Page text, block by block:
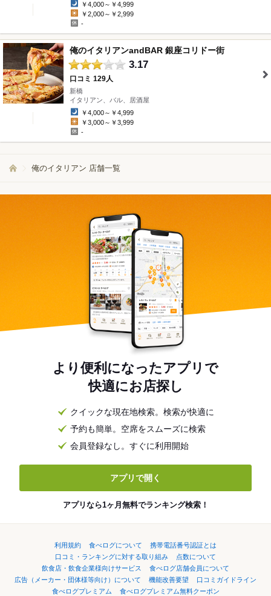
￥4,000～￥4,999
￥2,000～￥2,999
-
俺のイタリアンandBAR 銀座コリドー街
3.17
口コミ 129人
新橋
イタリアン、バル、居酒屋
￥4,000～￥4,999
￥3,000～￥3,999
-
" />
俺のイタリアン 店舗一覧
より便利になったアプリで
快適にお店探し
クイックな現在地検索。検索が快適に
予約も簡単。空席をスムーズに検索
会員登録なし。すぐに利用開始
アプリで開く
アプリなら1ヶ月無料でランキング検索！
利用規約 食べログについて
携帯電話番号認証とは
口コミ・ランキングに対する取り組み
点数について
飲食店・飲食企業様向けサービス
食べログ店舗会員について
広告（メーカー・団体様等向け）について
機能改善要望
口コミガイドライン
食べログプレミアム
食べログプレミアム無料クーポン